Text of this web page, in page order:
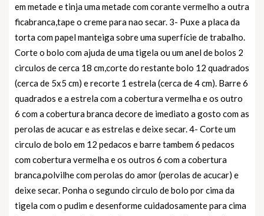
em metade e tinja uma metade com corante vermelho a outra
ficabranca,tape o creme para nao secar. 3- Puxe a placa da
torta com papel manteiga sobre uma superfície de trabalho.
Corte o bolo com ajuda de uma tigela ou um anel de bolos 2
circulos de cerca 18 cm,corte do restante bolo 12 quadrados
(cerca de 5x5 cm) e recorte 1 estrela (cerca de 4 cm). Barre 6
quadrados e a estrela com a cobertura vermelha e os outro
6 com a cobertura branca decore de imediato a gosto com as
perolas de acucar e as estrelas e deixe secar. 4- Corte um
circulo de bolo em 12 pedacos e barre tambem 6 pedacos
com cobertura vermelha e os outros 6 com a cobertura
branca,polvilhe com perolas do amor (perolas de acucar) e
deixe secar. Ponha o segundo circulo de bolo por cima da
tigela com o pudim e desenforme cuidadosamente para cima